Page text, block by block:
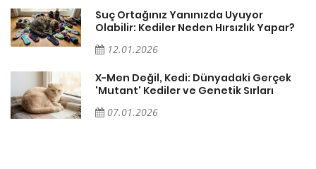
Suç Ortağınız Yanınızda Uyuyor
Olabilir: Kediler Neden Hırsızlık Yapar?
12.01.2026
X-Men Değil, Kedi: Dünyadaki Gerçek
'Mutant' Kediler ve Genetik Sırları
07.01.2026